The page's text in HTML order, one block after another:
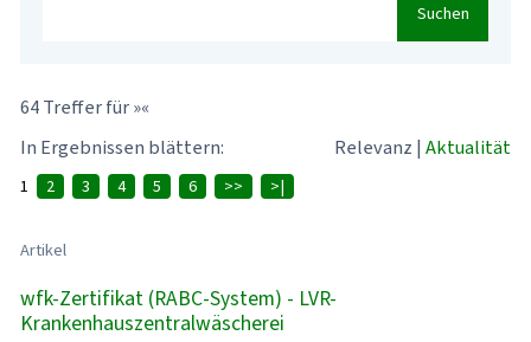
Suchen
64 Treffer für »«
In Ergebnissen blättern:
Relevanz | Aktualität
1 2 3 4 5 6 >> >|
Artikel
wfk-Zertifikat (RABC-System) - LVR-
Krankenhauszentralwäscherei